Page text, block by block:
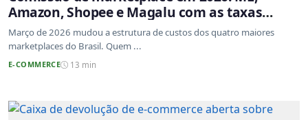
Amazon, Shopee e Magalu com as taxas
atualizadas
Março de 2026 mudou a estrutura de custos dos quatro maiores
marketplaces do Brasil. Quem ...
E-COMMERCE 13 min